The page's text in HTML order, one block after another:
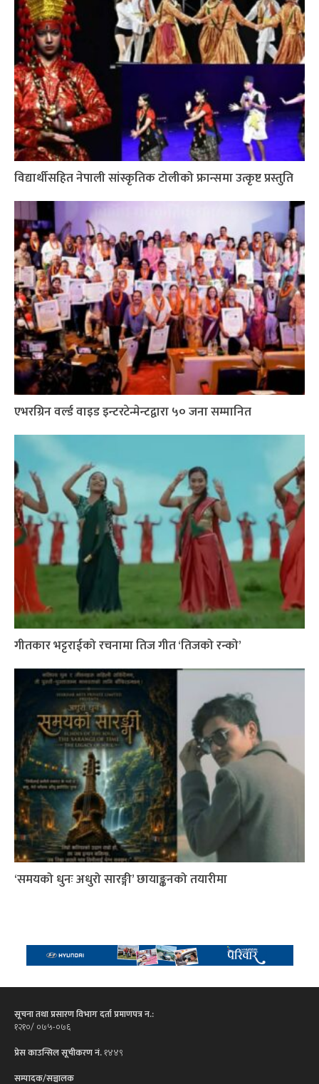
विद्यार्थीसहित नेपाली सांस्कृतिक टोलीको फ्रान्समा उत्कृष्ट प्रस्तुति
एभरग्रिन वर्ल्ड वाइड इन्टरटेन्मेन्टद्वारा ५० जना सम्मानित
गीतकार भट्टराईको रचनामा तिज गीत ‘तिजको रन्को’
‘समयको धुनः अधुरो सारङ्गी’ छायाङ्कनको तयारीमा
सूचना तथा प्रसारण विभाग दर्ता प्रमाणपत्र न.:
१२१०/ ०७५-०७६
प्रेस काउन्सिल सूचीकरण नं.१४४९
सम्पादक/सञ्चालक